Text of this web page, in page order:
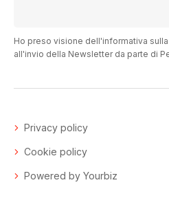
Ho preso visione dell'informativa
all'invio della Newsletter da parte di
Privacy policy
Cookie policy
Powered by Yourbiz